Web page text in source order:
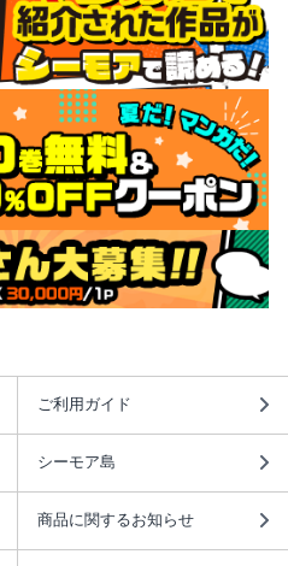
ご利用ガイド
シーモア島
商品に関するお知らせ